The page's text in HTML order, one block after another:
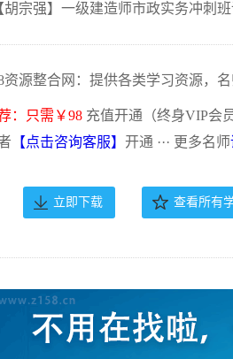
胡宗强】一级建造师市政实务冲刺
资源整合网：提供各类学习资源，
：只需￥98 充值开通（终身VIP会
【点击咨询客服】 开通 ··· 更多名师
立即下载 查看所有